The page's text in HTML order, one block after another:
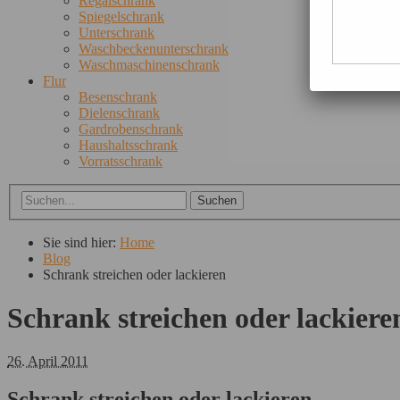
Spiegelschrank
Unterschrank
Waschbeckenunterschrank
Waschmaschinenschrank
Flur
Besenschrank
Dielenschrank
Gardrobenschrank
Haushaltsschrank
Vorratsschrank
Sie sind hier: Home
Blog
Schrank streichen oder lackieren
Schrank streichen oder
26. April 2011